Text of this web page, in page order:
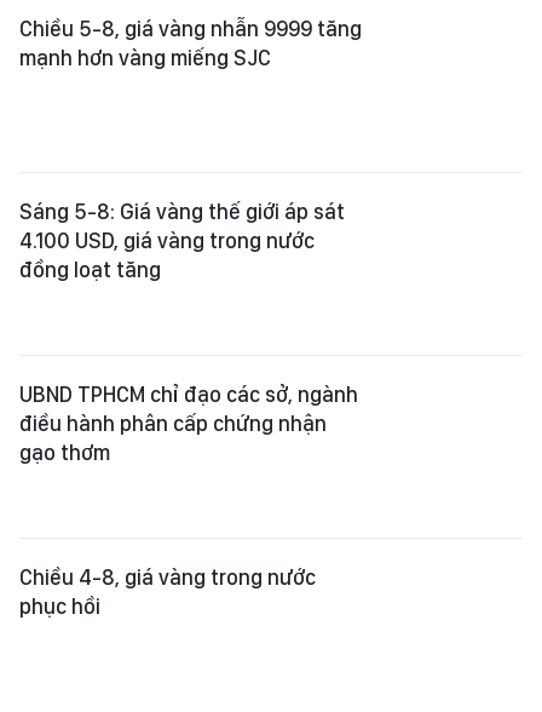
Chiều 5-8, giá vàng nhẫn 9999 tăng
mạnh hơn vàng miếng SJC
Sáng 5-8: Giá vàng thế giới áp sát
4.100 USD, giá vàng trong nước
đồng loạt tăng
UBND TPHCM chỉ đạo các sở, ngành
điều hành phân cấp chứng nhận
gạo thơm
Chiều 4-8, giá vàng trong nước
phục hồi